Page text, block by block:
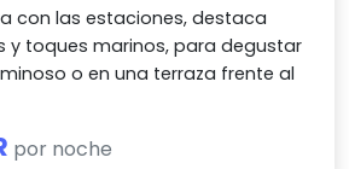
con las estaciones, destaca
y toques marinos, para degustar
o en una terraza frente al
por noche